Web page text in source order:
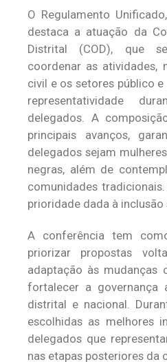
O Regulamento
destaca a atuação da
Distrital (COD), que
coordenar as atividades,
civil e os setores público
representatividade
delegados. A
principais avanços,
delegados sejam
negras, além de
comunidades
prioridade dada à
A conferência tem
priorizar propostas
adaptação às mudanças
fortalecer a governança
distrital e nacional.
escolhidas as melhores
delegados que
nas etapas posteriores da